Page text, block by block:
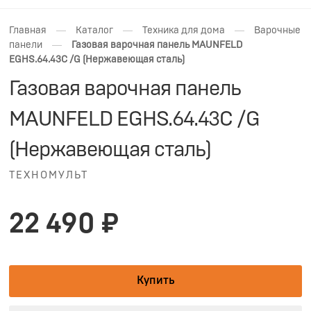
Главная — Каталог — Техника для дома —
Варочные
панели
—
Газовая варочная панель MAUNFELD
EGHS.64.43C /G (Нержавеющая сталь)
Газовая варочная панель
MAUNFELD EGHS.64.43C /G
(Нержавеющая сталь)
ТЕХНОМУЛЬТ
22 490 ₽
Купить